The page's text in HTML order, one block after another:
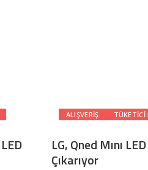
ALIŞVERIŞ TÜKETICI
LG, Qned Mını
Çıkarıyor